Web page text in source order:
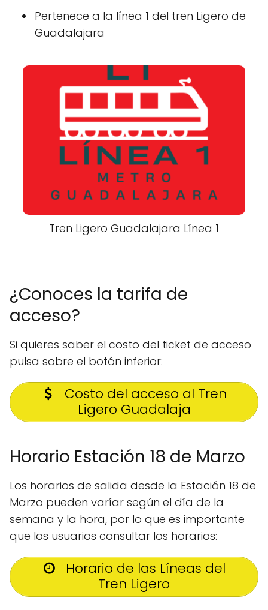
Pertenece a la línea 1 del tren Ligero de
Guadalajara
Tren Ligero Guadalajara Línea 1
¿Conoces la tarifa de
acceso?
Si quieres saber el costo del ticket de acceso
pulsa sobre el botón inferior:
Costo del acceso al Tren
Ligero Guadalaja
Horario Estación 18 de Marzo
Los horarios de salida desde la Estación 18 de
Marzo pueden varíar según el día de la
semana y la hora, por lo que es importante
que los usuarios consultar los horarios:
Horario de las Líneas del
Tren Ligero